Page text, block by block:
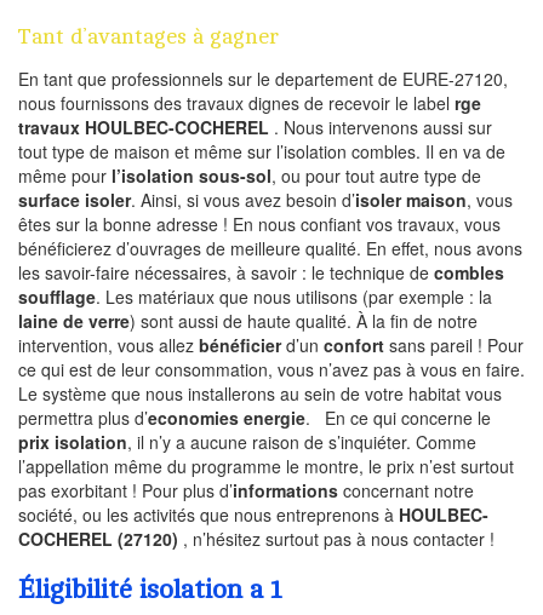
Tant d’avantages à gagner
En tant que professionnels sur le departement de EURE-27120,
nous fournissons des travaux dignes de recevoir le label rge
travaux HOULBEC-COCHEREL . Nous intervenons aussi sur
tout type de maison et même sur l’isolation combles. Il en va de
même pour l’isolation sous-sol, ou pour tout autre type de
surface isoler. Ainsi, si vous avez besoin d’isoler maison, vous
êtes sur la bonne adresse ! En nous confiant vos travaux, vous
bénéficierez d’ouvrages de meilleure qualité. En effet, nous avons
les savoir-faire nécessaires, à savoir : le technique de combles
soufflage. Les matériaux que nous utilisons (par exemple : la
laine de verre) sont aussi de haute qualité. À la fin de notre
intervention, vous allez bénéficierd’un confort sans pareil ! Pour
ce qui est de leur consommation, vous n’avez pas à vous en faire.
Le système que nous installerons au sein de votre habitat vous
permettra plus d’economies energie. En ce qui concerne le
prix isolation, il n’y a aucune raison de s’inquiéter. Comme
l’appellation même du programme le montre, le prix n’est surtout
pas exorbitant ! Pour plus d’informations concernant notre
société, ou les activités que nous entreprenons à HOULBEC-
COCHEREL (27120) , n’hésitez surtout pas à nous contacter !
Éligibilité isolation a 1